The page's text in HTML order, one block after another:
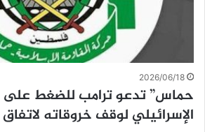
2026/06/18
حماس” تدعو ترامب للضغط على
الإسرائيلي لوقف خروقاته